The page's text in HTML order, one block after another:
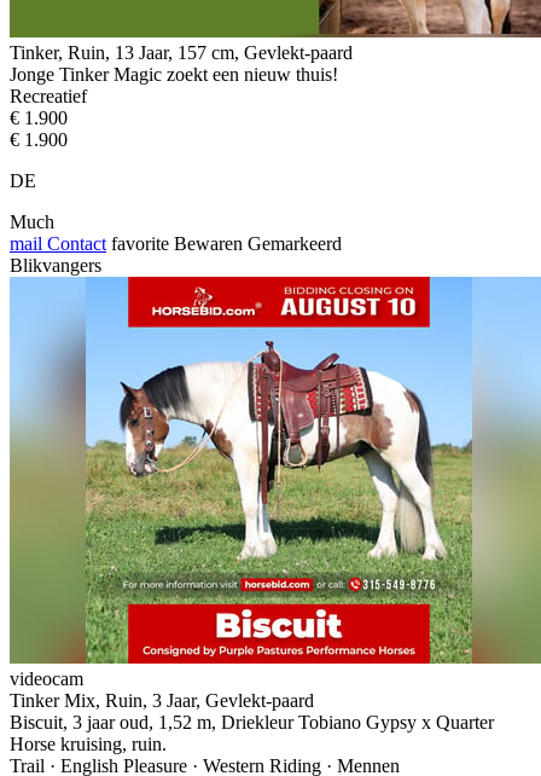
Tinker, Ruin, 13 Jaar, 157 cm, Gevlekt-paard
Jonge Tinker Magic zoekt een nieuw thuis!
Recreatief
€ 1.900
€ 1.900
DE
Much
mail Contact favorite Bewaren Gemarkeerd
Blikvangers
videocam
Tinker Mix, Ruin, 3 Jaar, Gevlekt-paard
Biscuit, 3 jaar oud, 1,52 m, Driekleur Tobiano Gypsy x Quarter
Horse kruising, ruin.
Trail · English Pleasure · Western Riding · Mennen